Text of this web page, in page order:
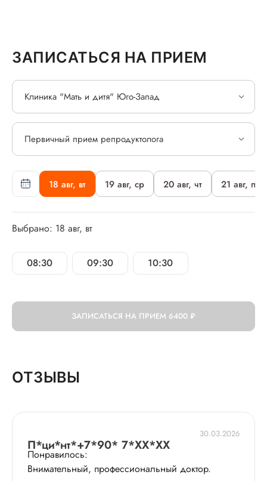
ЗАПИСАТЬСЯ НА ПРИЕМ
18 авг, вт 19 авг, ср 20 авг, чт 21 авг, пт
Выбрано: 18 авг, вт
08:30 09:30 10:30
Клиника "Мать и дитя" Юго-Запад
Первичный прием репродуктолога
ЗАПИСАТЬСЯ НА ПРИЕМ 6400 ₽
ОТЗЫВЫ
30.03.2026
П*ци*нт*+7*90* 7*XX*XX
Понравилось:
Внимательный, профессиональный доктор.